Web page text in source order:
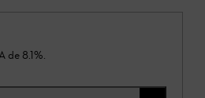
de 8.1%.